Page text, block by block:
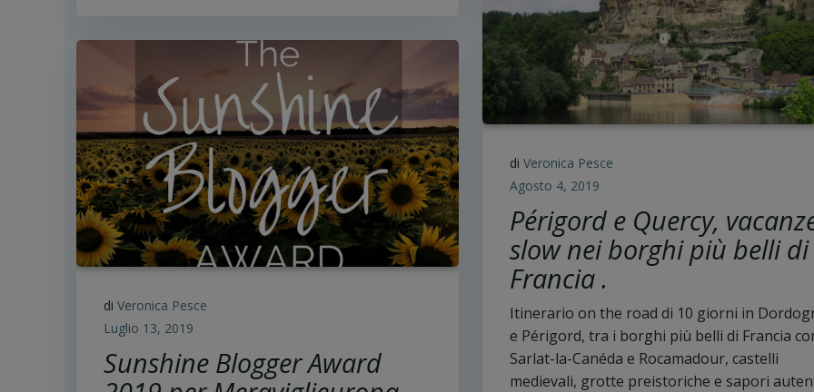
di Veronica Pesce
Agosto 4, 2019
Périgord e Quercy,
slow nei borghi più belli di
Francia .
Itinerario on the road di 10 giorni in
e Périgord, tra i borghi più belli di Francia
Sarlat-la-Canéda e Rocamadour, castelli
medievali, grotte preistoriche e sapori
di Veronica Pesce
Luglio 13, 2019
Sunshine Blogger Award